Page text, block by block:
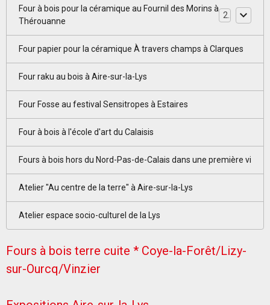
Four à bois pour la céramique au Fournil des Morins à
Thérouanne
2
Four papier pour la céramique À travers champs à Clarques
Four raku au bois à Aire-sur-la-Lys
Four Fosse au festival Sensitropes à Estaires
Four à bois à l'école d'art du Calaisis
Fours à bois hors du Nord-Pas-de-Calais dans une première vi
Atelier "Au centre de la terre" à Aire-sur-la-Lys
Atelier espace socio-culturel de la Lys
Fours à bois terre cuite * Coye-la-Forêt/Lizy-
sur-Ourcq/Vinzier